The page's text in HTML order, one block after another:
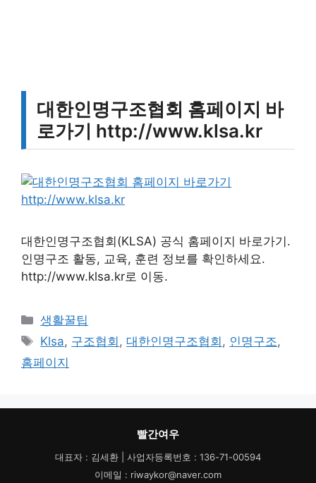
대한인명구조협회 홈페이지 바
로가기 http://www.klsa.kr
대한인명구조협회(KLSA) 공식 홈페이지 바로가기.
인명구조 활동, 교육, 훈련 정보를 확인하세요.
http://www.klsa.kr로 이동.
카
테
리
생활꿀팁
태
그
Klsa, 구조협회 ,대한인명구조협회 , 인명구조,
홈페이지
빨간여우
대표자 : 김세환 | 사업자등록번호 : 136-71-00594
이메일 : riwaykor@naver.com